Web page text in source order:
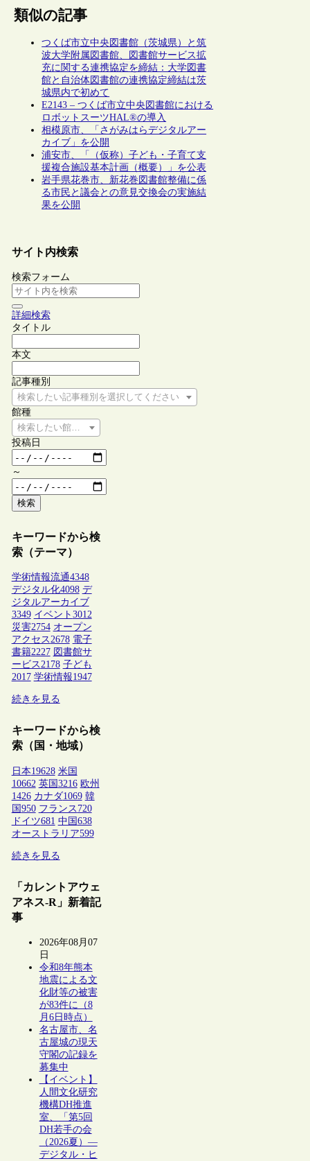
類似の記事
つくば市立中央図書館（茨城県）と筑
波大学附属図書館、図書館サービス拡
充に関する連携協定を締結：大学図書
館と自治体図書館の連携協定締結は茨
城県内で初めて
E2143 – つくば市立中央図書館における
ロボットスーツHAL®の導入
相模原市、「さがみはらデジタルアー
カイブ」を公開
浦安市、「（仮称）子ども・子育て支
援複合施設基本計画（概要）」を公表
岩手県花巻市、新花巻図書館整備に係
る市民と議会との意見交換会の実施結
果を公開
サイト内検索
検索フォーム
詳細検索
タイトル
本文
記事種別
検索したい記事種別を選択してください
館種
検索したい館種を選択してください
投稿日
～
検索
キーワードから検
索（テーマ）
学術情報流通4348
デジタル化4098 デ
ジタルアーカイブ
3349 イベント 3012
災害2754 オープン
アクセス2678 電子
書籍2227 図書館サ
ービス2178 子ども
2017 学術情報1947
続きを見る
キーワードから検
索（国・地域）
日本19628 米国
10662 英国3216 欧州
1426 カナダ1069 韓
国950 フランス 720
ドイツ681 中国638
オーストラリア599
続きを見る
「カレントアウェ
アネス-R」新着記
事
2026年08月07
日
令和8年熊本
地震による文
化財等の被害
が83件に（8
月6日時点）
名古屋市、名
古屋城の現天
守閣の記録を
募集中
【イベント】
人間文化研究
機構DH推進
室、「第5回
DH若手の会
（2026夏）―
デジタル・ヒ